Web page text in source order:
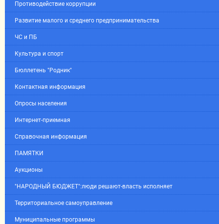
Противодействие коррупции
Развитие малого и среднего предпринимательства
ЧС и ПБ
Культура и спорт
Бюллетень "Родник"
Контактная информация
Опросы населения
Интернет-приемная
Справочная информация
ПАМЯТКИ
Аукционы
"НАРОДНЫЙ БЮДЖЕТ":люди решают-власть исполняет
Территориальное самоуправление
Муниципальные программы